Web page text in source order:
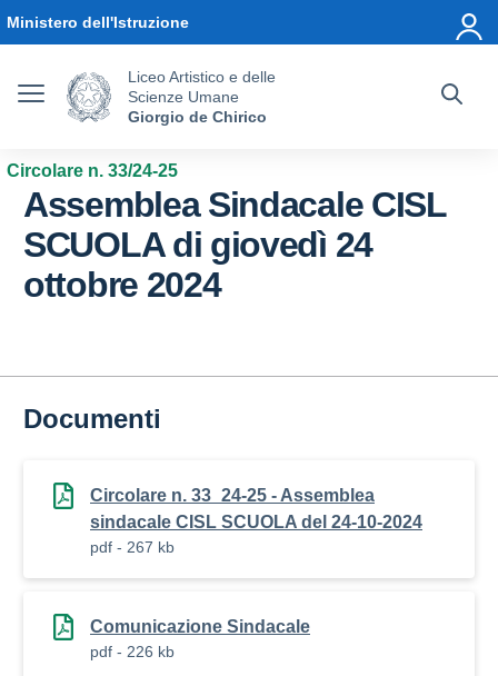
Ministero dell'Istruzione
Liceo Artistico e delle
Scienze Umane
Giorgio de Chirico
Circolare n. 33/24-25
Assemblea Sindacale CISL
SCUOLA di giovedì 24
ottobre 2024
Documenti
Circolare n. 33_24-25 - Assemblea
sindacale CISL SCUOLA del 24-10-2024
pdf - 267 kb
Comunicazione Sindacale
pdf - 226 kb